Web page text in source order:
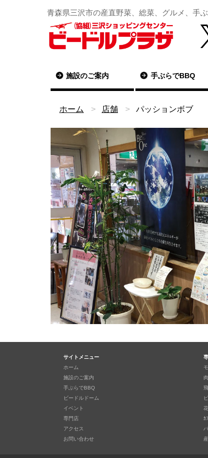
青森県三沢市の産直野菜、総菜、グルメ、手
施設のご案内 手ぶらでBBQ
ホーム 店舗 パッションボブ
サイトメニュー
ホーム
施設のご案内
手ぶらでBBQ
ビードルドーム
イベント
専門店
アクセス
お問い合わせ
ｶ